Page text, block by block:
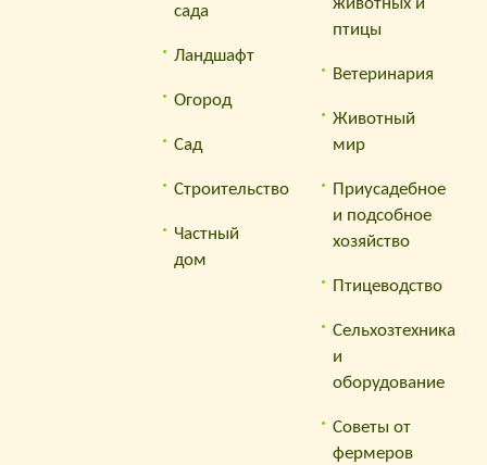
она ускоряет продвижение в десятки раз,
результаты появляются уже в течение
дней.
Зарегистрироваться и Начать
сада
Ландшафт
Огород
Сад
Строительство
Частный
дом
животных и
птицы
Ветеринария
Животный
мир
Приусадебное
и подсобное
хозяйство
Птицеводство
Сельхозтехника
и
оборудование
Советы от
фермеров